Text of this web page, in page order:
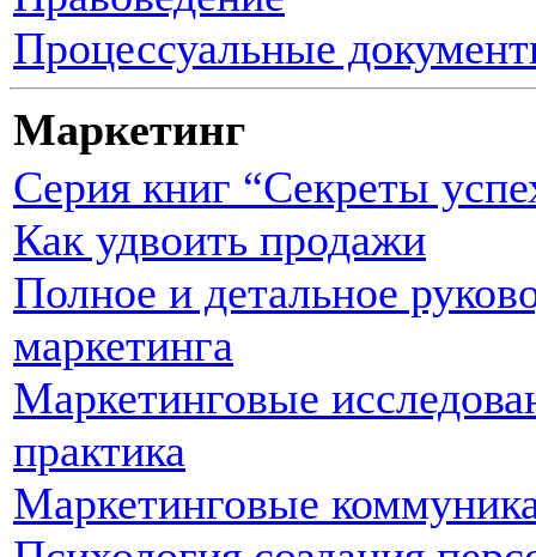
Процессуальные
Маркетинг
Серия книг “Секреты
Как удвоить продажи
Полное и детальное
маркетинга
Маркетинговые
практика
Маркетинговые